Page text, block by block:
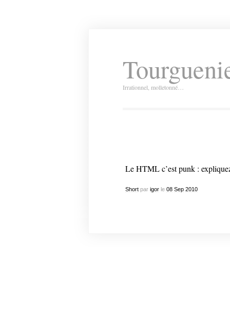
Irrationnel, molletonné…
Le HTML c’est punk :
Shortpar igorle 08 Sep 2010